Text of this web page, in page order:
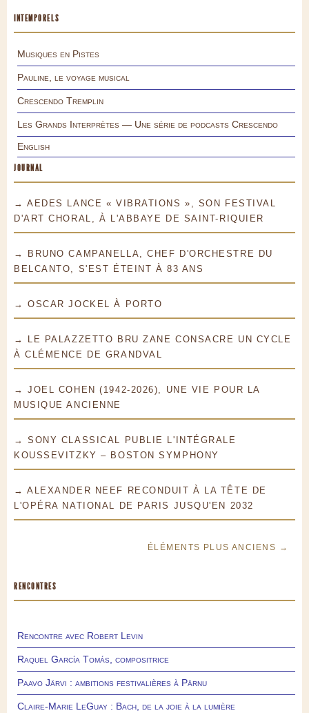
INTEMPORELS
Musiques en Pistes
Pauline, le voyage musical
Crescendo Tremplin
Les Grands Interprètes — Une série de podcasts Crescendo
English
JOURNAL
→ AEDES LANCE « VIBRATIONS », SON FESTIVAL
D'ART CHORAL, À L'ABBAYE DE SAINT-RIQUIER
→ BRUNO CAMPANELLA, CHEF D'ORCHESTRE DU
BELCANTO, S'EST ÉTEINT À 83 ANS
→ OSCAR JOCKEL À PORTO
→ LE PALAZZETTO BRU ZANE CONSACRE UN CYCLE
À CLÉMENCE DE GRANDVAL
→ JOEL COHEN (1942-2026), UNE VIE POUR LA
MUSIQUE ANCIENNE
→ SONY CLASSICAL PUBLIE L'INTÉGRALE
KOUSSEVITZKY – BOSTON SYMPHONY
→ ALEXANDER NEEF RECONDUIT À LA TÊTE DE
L'OPÉRA NATIONAL DE PARIS JUSQU'EN 2032
ÉLÉMENTS PLUS ANCIENS →
RENCONTRES
Rencontre avec Robert Levin
Raquel García Tomás, compositrice
Paavo Järvi : ambitions festivalières à Pärnu
Claire-Marie LeGuay : Bach, de la joie à la lumière